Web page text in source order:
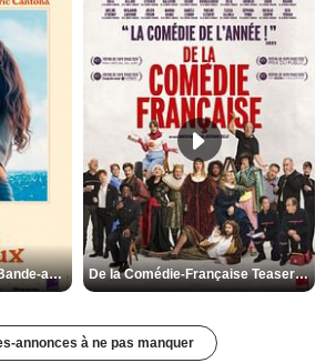
Les Matins merveilleux Bande-annonce VF De la Comédie-Française Teaser VF
annonces à ne pas manquer